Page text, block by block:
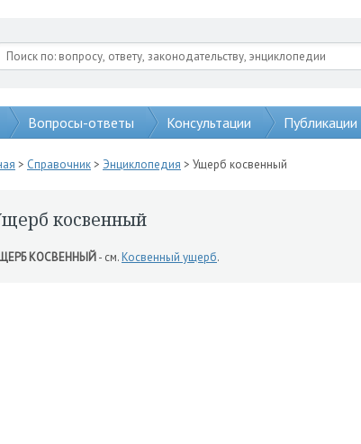
Вопросы-ответы Консультации Публикации
> Справочник> Энциклопедия > Ущерб косвенный
косвенный
КОСВЕННЫЙ- см.Косвенный ущерб.